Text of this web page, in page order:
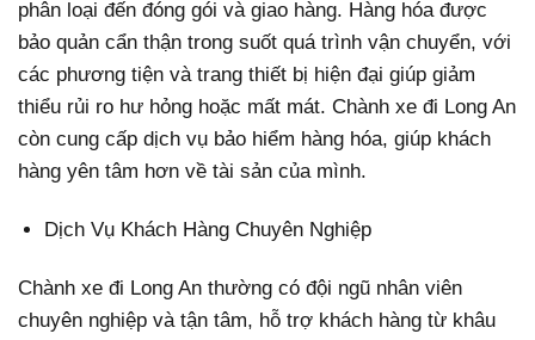
phân loại đến đóng gói và giao hàng. Hàng hóa được
bảo quản cẩn thận trong suốt quá trình vận chuyển, với
các phương tiện và trang thiết bị hiện đại giúp giảm
thiểu rủi ro hư hỏng hoặc mất mát. Chành xe đi Long An
còn cung cấp dịch vụ bảo hiểm hàng hóa, giúp khách
hàng yên tâm hơn về tài sản của mình.
Dịch Vụ Khách Hàng Chuyên Nghiệp
Chành xe đi Long An thường có đội ngũ nhân viên
chuyên nghiệp và tận tâm, hỗ trợ khách hàng từ khâu